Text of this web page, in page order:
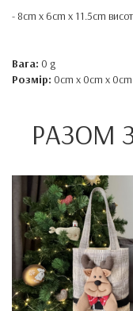
- 8cm x 6cm x 11.5cm
Вага: 0 g
Розмір: 0cm x 0cm x 0cm
РАЗОМ